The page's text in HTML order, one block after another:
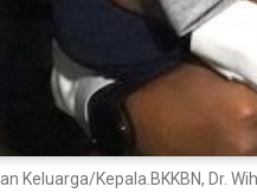
Keluarga/Kepala.BKKBN, Dr.